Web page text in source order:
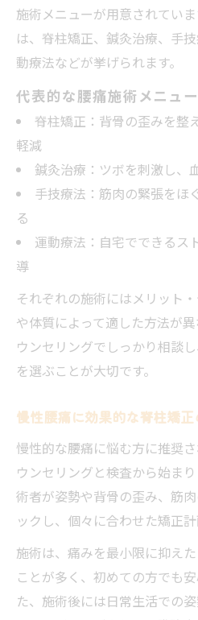
施術メニューが用意されてい
は、脊柱矯正、鍼灸治療、手
動療法などが挙げられます。
代表的な腰痛施術メニュー
脊柱矯正：背骨の歪みを整
軽減
鍼灸治療：ツボを刺激し、
手技療法：筋肉の緊張をほ
る
運動療法：自宅でできるス
導
それぞれの施術にはメリット
や体質によって適した方法が
ウンセリングでしっかり相談
を選ぶことが大切です。
慢性腰痛に効果的な脊柱矯
慢性的な腰痛に悩む方に推奨
ウンセリングと検査から始ま
術者が姿勢や背骨の歪み、筋
ックし、個々に合わせた矯正計
施術は、痛みを最小限に抑え
ことが多く、初めての方でも
た、施術後には日常生活での